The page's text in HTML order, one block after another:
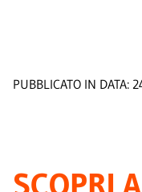
PUBBLICATO IN DATA: